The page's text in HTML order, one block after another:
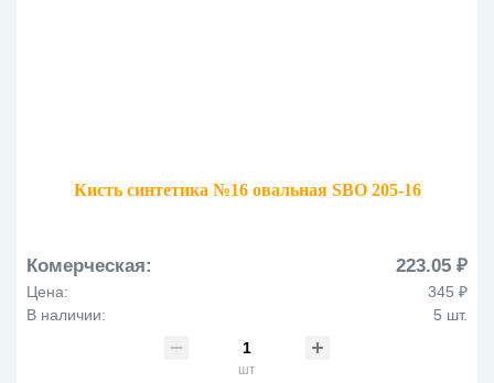
Кисть синтетика №16 овальная SBO 205-16
Комерческая: 223.05 ₽
Цена:
345 ₽
В наличии:
5 шт.
шт